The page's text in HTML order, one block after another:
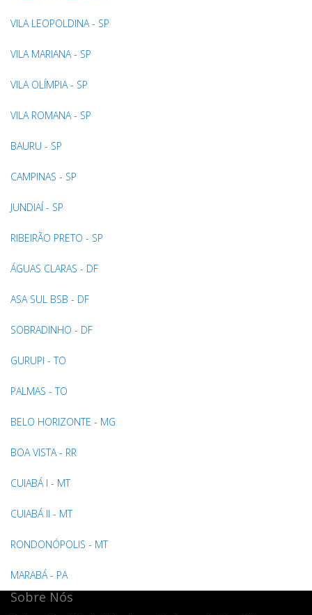
VILA LEOPOLDINA - SP
VILA MARIANA - SP
VILA OLÍMPIA - SP
VILA ROMANA - SP
BAURU - SP
CAMPINAS - SP
JUNDIAÍ - SP
RIBEIRÃO PRETO - SP
ÁGUAS CLARAS - DF
ASA SUL BSB - DF
SOBRADINHO - DF
GURUPI - TO
PALMAS - TO
BELO HORIZONTE - MG
BOA VISTA - RR
CUIABÁ I - MT
CUIABÁ II - MT
RONDONÓPOLIS - MT
MARABÁ - PA
Sobre Nós